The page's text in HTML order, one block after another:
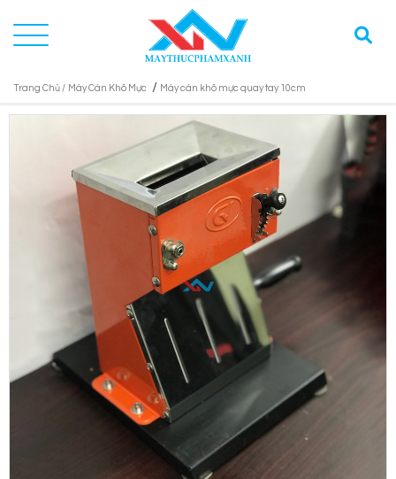
Trang Chủ / Máy Cán Khô Mực / Máy cán khô mực quay tay 10cm